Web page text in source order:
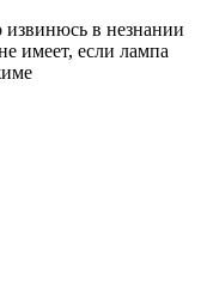
извинюсь в незнании
имеет, если лампа